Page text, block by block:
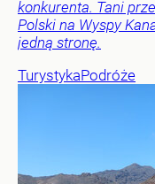
konkurenta. Tani
Polski na Wyspy
jedną stronę.
TurystykaPodróże